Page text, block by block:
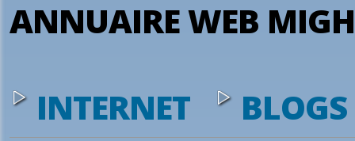
ANNUAIRE WEB
INTERNET
BLOGS